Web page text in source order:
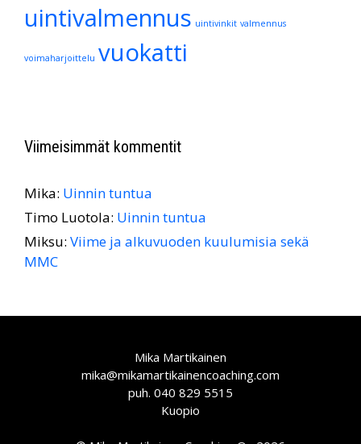
uintivalmennus uintivinkit valmennus
voimaharjoittelu vuokatti
Viimeisimmät kommentit
Mika: Uinnin tuntua
Timo Luotola: Uinnin tuntua
Miksu: Viime ja alkuvuoden kuulumisia sekä
MMC
Mika Martikainen
mika@mikamartikainencoaching.com
puh. 040 829 5515
Kuopio